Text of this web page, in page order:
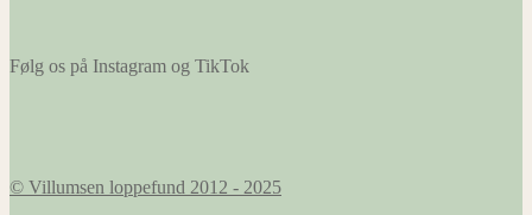
Følg os på Instagram og TikTok
© Villumsen loppefund 2012 - 2025